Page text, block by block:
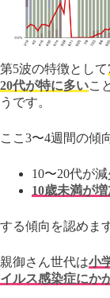
第5波の特徴として
20代が特に多いこ
うです。
ここ3〜4週間の傾
10〜20代が
10歳未満が増
する傾向を認めま
親御さん世代は小
イルス感染症にか